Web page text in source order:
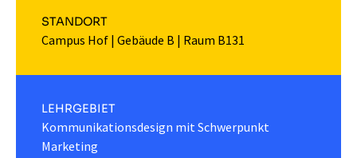
STANDORT
Campus Hof | Gebäude B | Raum B131
LEHRGEBIET
Kommunikationsdesign mit Schwerpunkt
Marketing